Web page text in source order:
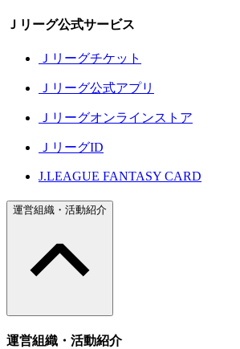
Ｊリーグ公式サービス
Ｊリーグチケット
Ｊリーグ公式アプリ
Ｊリーグオンラインストア
ＪリーグID
J.LEAGUE FANTASY CARD
運営組織・活動紹介
運営組織・活動紹介